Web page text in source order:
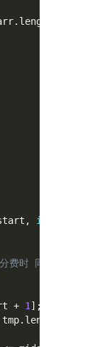
. length
, int
时 同时也为GC
+ 1 ] ;
. length